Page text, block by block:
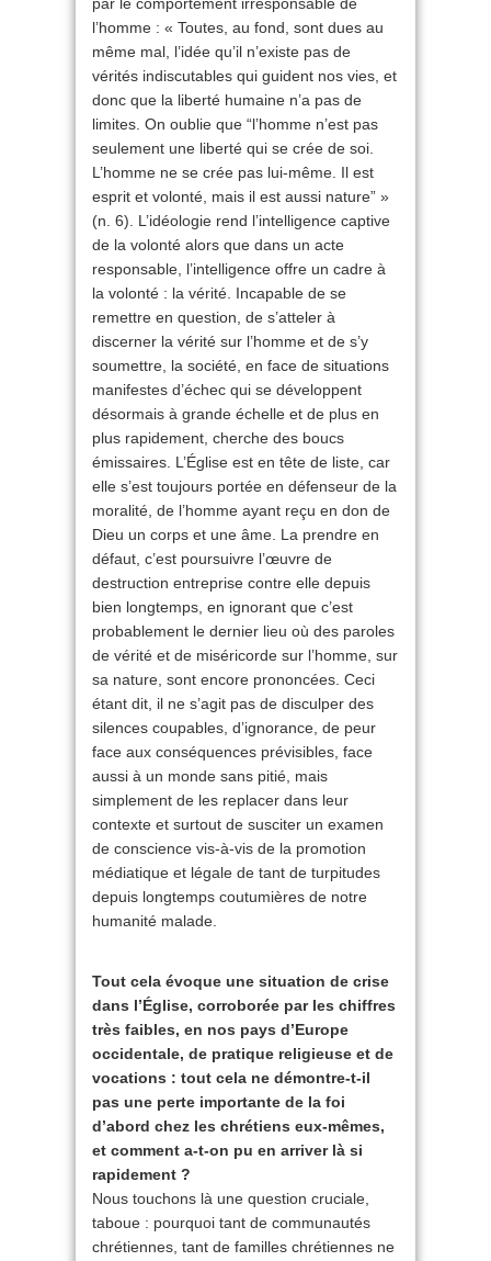
par le comportement irresponsable de
l’homme : « Toutes, au fond, sont dues au
même mal, l’idée qu’il n’existe pas de
vérités indiscutables qui guident nos vies, et
donc que la liberté humaine n’a pas de
limites. On oublie que “l’homme n’est pas
seulement une liberté qui se crée de soi.
L’homme ne se crée pas lui-même. Il est
esprit et volonté, mais il est aussi nature” »
(n. 6). L’idéologie rend l’intelligence captive
de la volonté alors que dans un acte
responsable, l’intelligence offre un cadre à
la volonté : la vérité. Incapable de se
remettre en question, de s’atteler à
discerner la vérité sur l’homme et de s’y
soumettre, la société, en face de situations
manifestes d’échec qui se développent
désormais à grande échelle et de plus en
plus rapidement, cherche des boucs
émissaires. L’Église est en tête de liste, car
elle s’est toujours portée en défenseur de la
moralité, de l’homme ayant reçu en don de
Dieu un corps et une âme. La prendre en
défaut, c’est poursuivre l’œuvre de
destruction entreprise contre elle depuis
bien longtemps, en ignorant que c’est
probablement le dernier lieu où des paroles
de vérité et de miséricorde sur l’homme, sur
sa nature, sont encore prononcées. Ceci
étant dit, il ne s’agit pas de disculper des
silences coupables, d’ignorance, de peur
face aux conséquences prévisibles, face
aussi à un monde sans pitié, mais
simplement de les replacer dans leur
contexte et surtout de susciter un examen
de conscience vis-à-vis de la promotion
médiatique et légale de tant de turpitudes
depuis longtemps coutumières de notre
humanité malade.
Tout cela évoque une situation de crise
dans l’Église, corroborée par les chiffres
très faibles, en nos pays d’Europe
occidentale, de pratique religieuse et de
vocations : tout cela ne démontre-t-il
pas une perte importante de la foi
d’abord chez les chrétiens eux-mêmes,
et comment a-t-on pu en arriver là si
rapidement ?
Nous touchons là une question cruciale,
taboue : pourquoi tant de communautés
chrétiennes, tant de familles chrétiennes ne